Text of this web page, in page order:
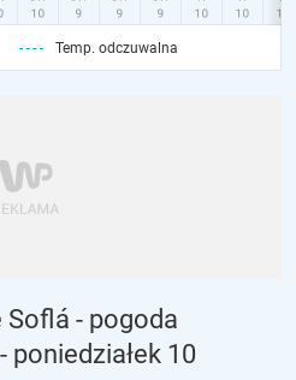
Temp. odczuwalna
Soflá - pogoda
- poniedziałek 10